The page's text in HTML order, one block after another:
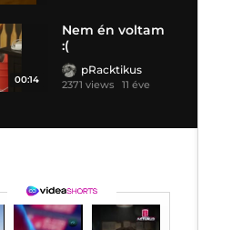
00:14
Nem én voltam
:(
pRacktikus
2371 views 11 éve